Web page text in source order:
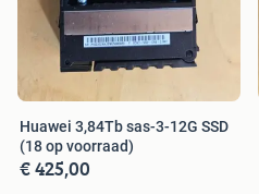
Huawei 3,84Tb sas-3-12G SSD
(18 op voorraad)
€ 425,00